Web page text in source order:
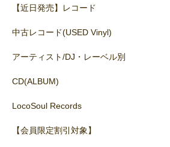
【近日発売】レコード
中古レコード(USED Vinyl)
アーティスト/DJ・レーベル別
CD(ALBUM)
LocoSoul Records
【会員限定割引対象】